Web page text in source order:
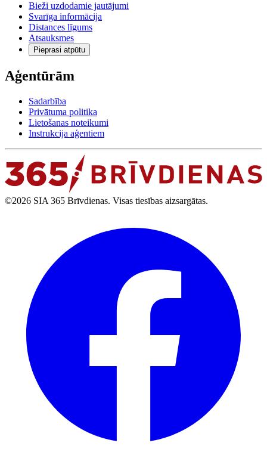
Bieži uzdodamie jautājumi
Svarīga informācija
Distances līgums
Atsauksmes
Pieprasi atpūtu
Aģentūrām
Sadarbība
Privātuma politika
Lietošanas noteikumi
Instrukcija aģentiem
©2026 SIA 365 Brīvdienas. Visas tiesības aizsargātas.